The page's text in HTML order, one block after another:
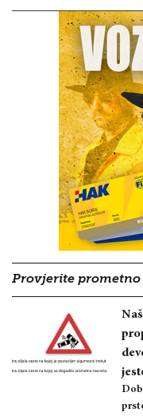
Provjerite prometno